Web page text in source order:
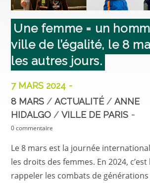
Une femme = un
ville de l’égalité, le 8
les autres jours.
7 MARS 2024
8 MARS / ACTUALITÉ / ANNE
HIDALGO / VILLE DE PARIS
0 commentaire
Le 8 mars est la journée
les droits des femmes. En 2024, c’est
rappeler les combats de